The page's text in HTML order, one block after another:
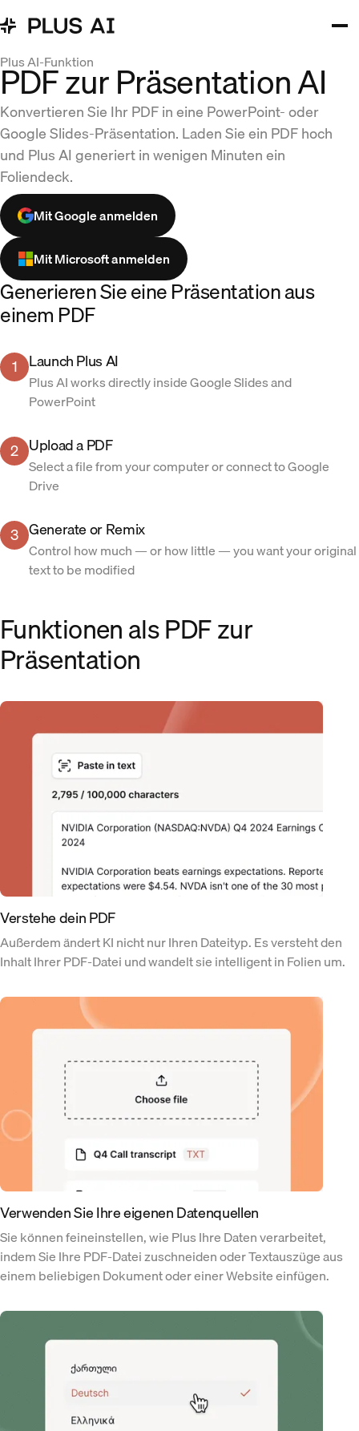
Plus AI-Funktion
PDF zur Präsentation AI
Konvertieren Sie Ihr PDF in eine PowerPoint- oder
Google Slides-Präsentation. Laden Sie ein PDF hoch
und Plus AI generiert in wenigen Minuten ein
Foliendeck.
Mit Google anmelden
Mit Microsoft anmelden
Generieren Sie eine Präsentation aus
einem PDF
1 Launch Plus AI
Plus AI works directly inside Google Slides and
PowerPoint
2 Upload a PDF
Select a file from your computer or connect to Google
Drive
3 Generate or Remix
Control how much — or how little — you want your original
text to be modified
Funktionen als PDF zur
Präsentation
Verstehe dein PDF
Außerdem ändert KI nicht nur Ihren Dateityp. Es versteht den
Inhalt Ihrer PDF-Datei und wandelt sie intelligent in Folien um.
Verwenden Sie Ihre eigenen Datenquellen
Sie können feineinstellen, wie Plus Ihre Daten verarbeitet,
indem Sie Ihre PDF-Datei zuschneiden oder Textauszüge aus
einem beliebigen Dokument oder einer Website einfügen.